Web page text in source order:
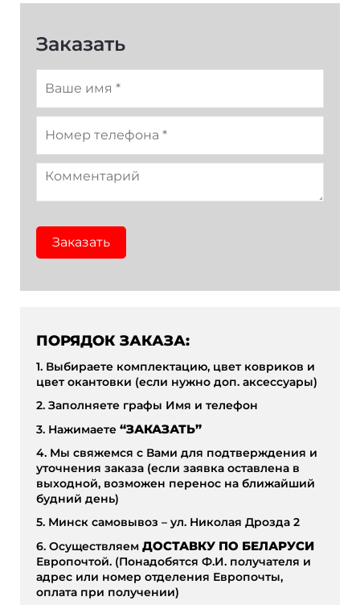
Заказать
Заказать
ПОРЯДОК ЗАКАЗА:
1. Выбираете комплектацию, цвет ковриков и
цвет окантовки (если нужно доп. аксессуары)
2. Заполняете графы Имя и телефон
3. Нажимаете “ЗАКАЗАТЬ”
4. Мы свяжемся с Вами для подтверждения и
уточнения заказа (если заявка оставлена в
выходной, возможен перенос на ближайший
будний день)
5. Минск самовывоз – ул. Николая Дрозда 2
6. Осуществляем ДОСТАВКУ ПО БЕЛАРУСИ
Европочтой. (Понадобятся Ф.И. получателя и
адрес или номер отделения Европочты,
оплата при получении)